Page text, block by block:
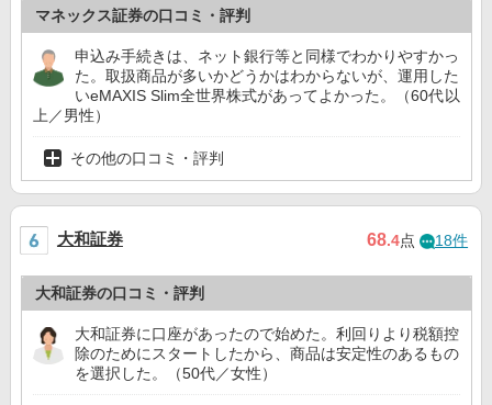
マネックス証券の口コミ・評判
申込み手続きは、ネット銀行等と同様でわかりやすかっ
た。取扱商品が多いかどうかはわからないが、運用した
いeMAXIS Slim全世界株式があってよかった。（60代以
上／男性）
その他の口コミ・評判
大和証券 68.4点 18件
大和証券の口コミ・評判
大和証券に口座があったので始めた。利回りより税額控
除のためにスタートしたから、商品は安定性のあるもの
を選択した。（50代／女性）